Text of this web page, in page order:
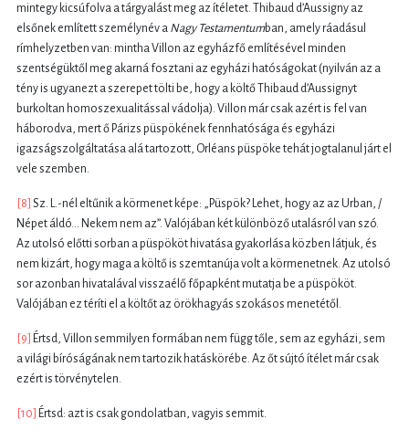
mintegy kicsúfolva a tárgyalást meg az ítéletet. Thibaud d’Aussigny az
elsőnek említett személynév a Nagy Testamentumban, amely ráadásul
rímhelyzetben van: mintha Villon az egyházfő említésével minden
szentségüktől meg akarná fosztani az egyházi hatóságokat (nyilván az a
tény is ugyanezt a szerepet tölti be, hogy a költő Thibaud d’Aussignyt
burkoltan homoszexualitással vádolja). Villon már csak azért is fel van
háborodva, mert ő Párizs püspökének fennhatósága és egyházi
igazságszolgáltatása alá tartozott, Orléans püspöke tehát jogtalanul járt el
vele szemben.
[8] Sz. L.-nél eltűnik a körmenet képe: „Püspök? Lehet, hogy az az Urban, /
Népet áldó... Nekem nem az”. Valójában két különböző utalásról van szó.
Az utolsó előtti sorban a püspököt hivatása gyakorlása közben látjuk, és
nem kizárt, hogy maga a költő is szemtanúja volt a körmenetnek. Az utolsó
sor azonban hivatalával visszaélő főpapként mutatja be a püspököt.
Valójában ez téríti el a költőt az örökhagyás szokásos menetétől.
[9] Értsd, Villon semmilyen formában nem függ tőle, sem az egyházi, sem
a világi bíróságának nem tartozik hatáskörébe. Az őt sújtó ítélet már csak
ezért is törvénytelen.
[10] Értsd: azt is csak gondolatban, vagyis semmit.